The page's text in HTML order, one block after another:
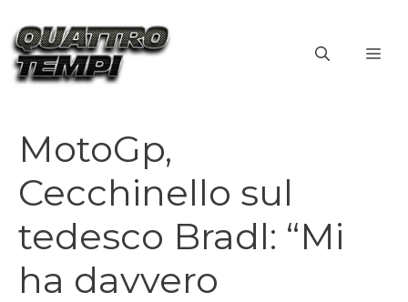
contenuto
MotoGp,
Cecchinello sul
tedesco Bradl: “Mi
ha davvero